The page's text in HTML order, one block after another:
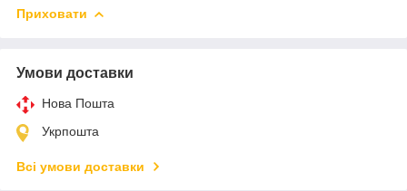
Приховати
Умови доставки
Нова Пошта
Укрпошта
Всі умови доставки